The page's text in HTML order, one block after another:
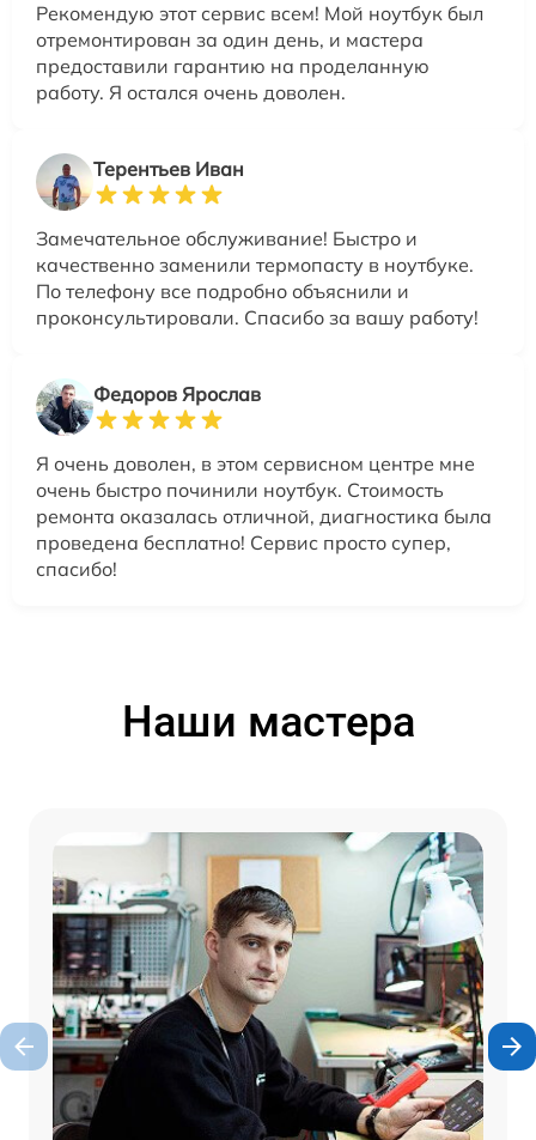
Рекомендую этот сервис всем! Мой ноутбук был
отремонтирован за один день, и мастера
предоставили гарантию на проделанную
работу. Я остался очень доволен.
Терентьев Иван
Замечательное обслуживание! Быстро и
качественно заменили термопасту в ноутбуке.
По телефону все подробно объяснили и
проконсультировали. Спасибо за вашу работу!
Федоров Ярослав
Я очень доволен, в этом сервисном центре мне
очень быстро починили ноутбук. Стоимость
ремонта оказалась отличной, диагностика была
проведена бесплатно! Сервис просто супер,
спасибо!
Наши мастера